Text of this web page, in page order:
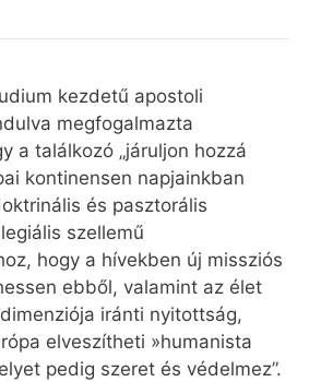
kezdetű apostoli
megfogalmazta
a találkozó „járuljon hozzá
kontinensen napjainkban
és pasztorális
szellemű
hogy a hívekben új missziós
ebből, valamint az élet
iránti nyitottság,
elveszítheti »humanista
pedig szeret és védelmez”.